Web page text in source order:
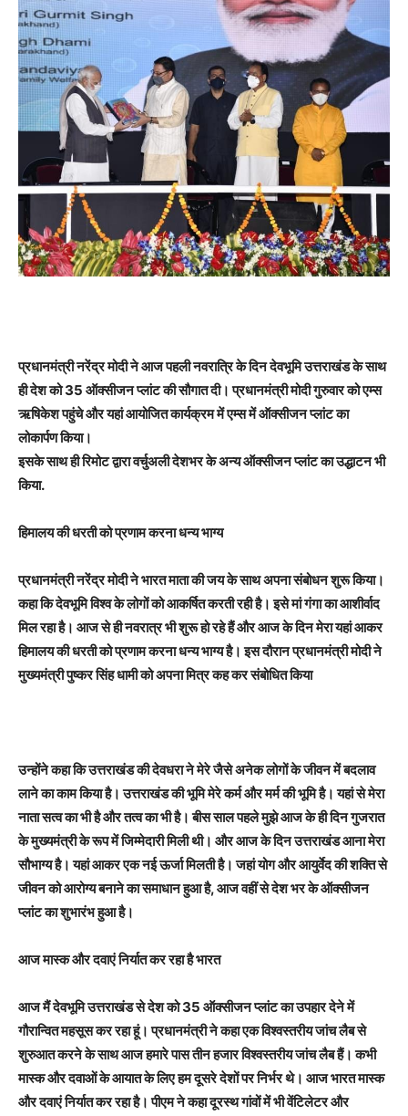
प्रधानमंत्री नरेंद्र मोदी ने आज पहली नवरात्रि के दिन देवभूमि उत्तराखंड के साथ
ही देश को 35 ऑक्सीजन प्लांट की सौगात दी। प्रधानमंत्री मोदी गुरुवार को एम्स
ऋषिकेश पहुंचे और यहां आयोजित कार्यक्रम में एम्स में ऑक्सीजन प्लांट का
लोकार्पण किया।
इसके साथ ही रिमोट द्वारा वर्चुअली देशभर के अन्य ऑक्सीजन प्लांट का उद्धाटन भी
किया.
हिमालय की धरती को प्रणाम करना धन्य भाग्य
प्रधानमंत्री नरेंद्र मोदी ने भारत माता की जय के साथ अपना संबोधन शुरू किया।
कहा कि देवभूमि विश्व के लोगों को आकर्षित करती रही है। इसे मां गंगा का आशीर्वाद
मिल रहा है। आज से ही नवरात्र भी शुरू हो रहे हैं और आज के दिन मेरा यहां आकर
हिमालय की धरती को प्रणाम करना धन्य भाग्य है। इस दौरान प्रधानमंत्री मोदी ने
मुख्यमंत्री पुष्कर सिंह धामी को अपना मित्र कह कर संबोधित किया
उन्होंने कहा कि उत्तराखंड की देवधरा ने मेरे जैसे अनेक लोगों के जीवन में बदलाव
लाने का काम किया है। उत्तराखंड की भूमि मेरे कर्म और मर्म की भूमि है। यहां से मेरा
नाता सत्व का भी है और तत्व का भी है। बीस साल पहले मुझे आज के ही दिन गुजरात
के मुख्यमंत्री के रूप में जिम्मेदारी मिली थी। और आज के दिन उत्तराखंड आना मेरा
सौभाग्य है। यहां आकर एक नई ऊर्जा मिलती है। जहां योग और आयुर्वेद की शक्ति से
जीवन को आरोग्य बनाने का समाधान हुआ है, आज वहीं से देश भर के ऑक्सीजन
प्लांट का शुभारंभ हुआ है।
आज मास्क और दवाएं निर्यात कर रहा है भारत
आज मैं देवभूमि उत्तराखंड से देश को 35 ऑक्सीजन प्लांट का उपहार देने में
गौरान्वित महसूस कर रहा हूं। प्रधानमंत्री ने कहा एक विश्वस्तरीय जांच लैब से
शुरुआत करने के साथ आज हमारे पास तीन हजार विश्वस्तरीय जांच लैब हैं। कभी
मास्क और दवाओं के आयात के लिए हम दूसरे देशों पर निर्भर थे। आज भारत मास्क
और दवाएं निर्यात कर रहा है। पीएम ने कहा दूरस्थ गांवों में भी वेंटिलेटर और